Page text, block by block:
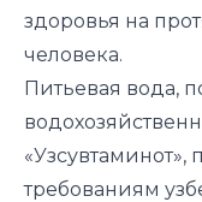
здоровья на
человека.
Питьевая вода,
«Узсувтаминот»,
требованиям